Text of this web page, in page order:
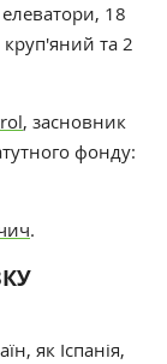
18
круп'яний та 2
, засновник
фонду:
.
як Іспанія,